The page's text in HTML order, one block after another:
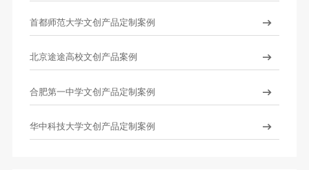
首都师范大学文创产品定制案例
北京途途高校文创产品案例
合肥第一中学文创产品定制案例
华中科技大学文创产品定制案例